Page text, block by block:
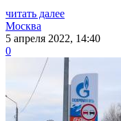
читать далее
Москва
5 апреля 2022, 14:40
0